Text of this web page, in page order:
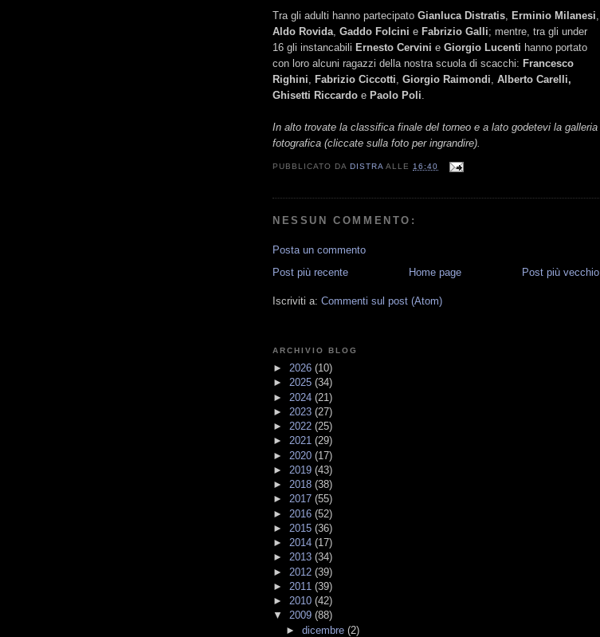
Tra gli adulti hanno partecipato Gianluca Distratis Erminio Milanesi
Aldo Rovida Gaddo Folcini e Fabrizio Galli; mentre, tra gli under
16 gli instancabili Ernesto Cervini e Giorgio Lucenti hanno portato
con loro alcuni ragazzi della nostra scuola di scacchi: Francesco
Righini Fabrizio Ciccotti Giorgio Raimondi Alberto Carelli,
Ghisetti Riccardo e Paolo Poli
In alto trovate la classifica finale del torneo e a lato godetevi la galleria
fotografica (cliccate sulla foto per ingrandire).
PUBBLICATO DA DISTRA ALLE16:40
NESSUN COMMENTO:
Posta un commento
Post più recente
Post più vecchio
Home page
Iscriviti a: Commenti sul post (Atom)
ARCHIVIO BLOG
► 2026 (10)
► 2025 (34)
► 2024 (21)
► 2023 (27)
► 2022 (25)
► 2021 (29)
► 2020 (17)
► 2019 (43)
► 2018 (38)
► 2017 (55)
► 2016 (52)
► 2015 (36)
► 2014 (17)
► 2013 (34)
► 2012 (39)
► 2011 (39)
► 2010 (42)
▼ 2009 (88)
► dicembre (2)